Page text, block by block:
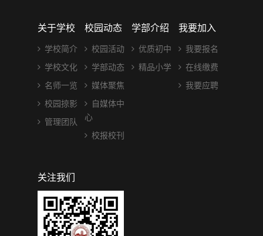
关于学校
学校简介
学校文化
名师一览
校园掠影
管理团队
校园动态
校园活动
学部动态
媒体聚焦
自媒体中
心
校报校刊
学部介绍
优质初中
精品小学
我要加入
我要报名
在线缴费
我要应聘
关注我们